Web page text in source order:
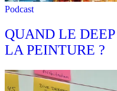
Podcast
QUAND LE
LA PEINTURE ?